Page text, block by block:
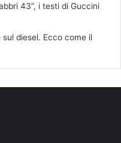
43”, i testi di Guccini
diesel. Ecco come il